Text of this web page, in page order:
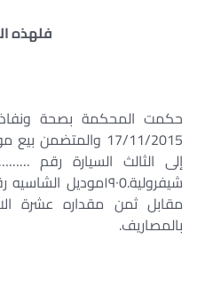
فلهذه
حكمت المحكمة بصحة ونفاذ
17/11/2015
إلى الثالث السيارة رقم
مقابل ثمن مقداره عشرة
بالمصاريف.